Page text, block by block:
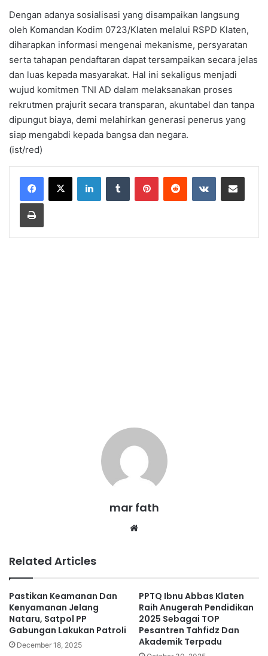
Dengan adanya sosialisasi yang disampaikan langsung
oleh Komandan Kodim 0723/Klaten melalui RSPD Klaten,
diharapkan informasi mengenai mekanisme, persyaratan
serta tahapan pendaftaran dapat tersampaikan secara jelas
dan luas kepada masyarakat. Hal ini sekaligus menjadi
wujud komitmen TNI AD dalam melaksanakan proses
rekrutmen prajurit secara transparan, akuntabel dan tanpa
dipungut biaya, demi melahirkan generasi penerus yang
siap mengabdi kepada bangsa dan negara.
(ist/red)
mar fath
Related Articles
Pastikan Keamanan Dan
Kenyamanan Jelang
Nataru, Satpol PP
Gabungan Lakukan Patroli
December 18, 2025
PPTQ Ibnu Abbas Klaten
Raih Anugerah Pendidikan
2025 Sebagai TOP
Pesantren Tahfidz Dan
Akademik Terpadu